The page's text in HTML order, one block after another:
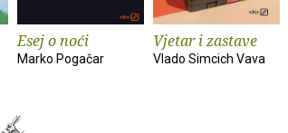
Esej o noći
Marko Pogačar
Vjetar i zastave
Vlado Simcich Vava